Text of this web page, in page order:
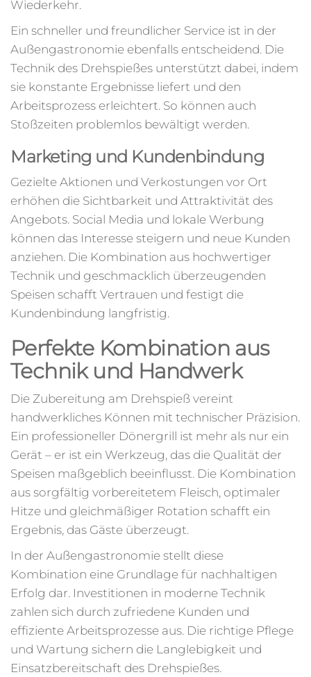
Wiederkehr.
Ein schneller und freundlicher Service ist in der
Außengastronomie ebenfalls entscheidend. Die
Technik des Drehspießes unterstützt dabei, indem
sie konstante Ergebnisse liefert und den
Arbeitsprozess erleichtert. So können auch
Stoßzeiten problemlos bewältigt werden.
Marketing und Kundenbindung
Gezielte Aktionen und Verkostungen vor Ort
erhöhen die Sichtbarkeit und Attraktivität des
Angebots. Social Media und lokale Werbung
können das Interesse steigern und neue Kunden
anziehen. Die Kombination aus hochwertiger
Technik und geschmacklich überzeugenden
Speisen schafft Vertrauen und festigt die
Kundenbindung langfristig.
Perfekte Kombination aus
Technik und Handwerk
Die Zubereitung am Drehspieß vereint
handwerkliches Können mit technischer Präzision.
Ein professioneller Dönergrill ist mehr als nur ein
Gerät – er ist ein Werkzeug, das die Qualität der
Speisen maßgeblich beeinflusst. Die Kombination
aus sorgfältig vorbereitetem Fleisch, optimaler
Hitze und gleichmäßiger Rotation schafft ein
Ergebnis, das Gäste überzeugt.
In der Außengastronomie stellt diese
Kombination eine Grundlage für nachhaltigen
Erfolg dar. Investitionen in moderne Technik
zahlen sich durch zufriedene Kunden und
effiziente Arbeitsprozesse aus. Die richtige Pflege
und Wartung sichern die Langlebigkeit und
Einsatzbereitschaft des Drehspießes.